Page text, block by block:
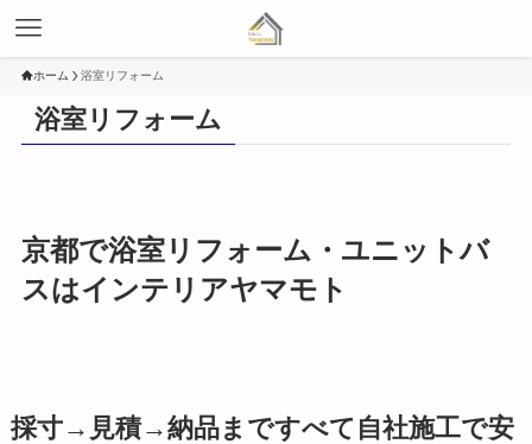
ホーム 浴室リフォーム
浴室リフォーム
京都で浴室リフォーム・ユニットバ
スはインテリアヤマモト
採寸→見積→納品まですべて自社施工で安